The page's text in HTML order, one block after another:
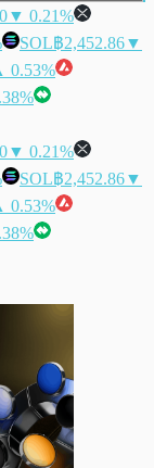
▼ 0.21%
SOL฿2,452.86▼
0.53%
▼ 0.21%
SOL฿2,452.86▼
0.53%